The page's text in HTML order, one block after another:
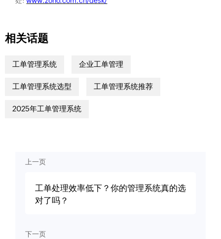
相关话题
工单管理系统 企业工单管理
工单管理系统选型 工单管理系统推荐
2025年工单管理系统
上一页
工单处理效率低下？你的管理系统真的选
对了吗？
下一页